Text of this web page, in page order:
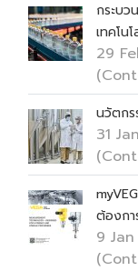
กระบว
เทคโน
29
นวัตกร
31
ต้องกา
9